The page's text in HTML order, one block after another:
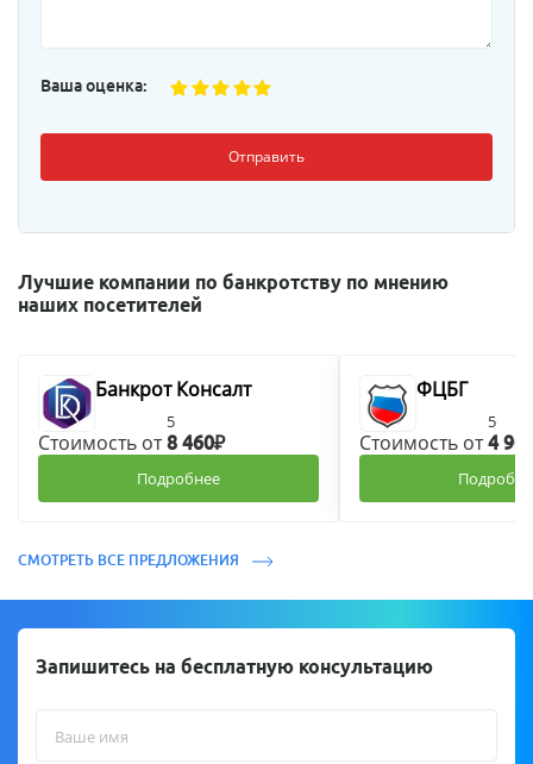
Ваша оценка:
Отправить
Лучшие компании по банкротству по мнению
наших посетителей
Банкрот Консалт
5
Стоимость от8 460₽
Подробнее
ФЦБГ
5
Стоимость от4
СМОТРЕТЬ ВСЕ ПРЕДЛОЖЕНИЯ
Запишитесь на бесплатную консультацию